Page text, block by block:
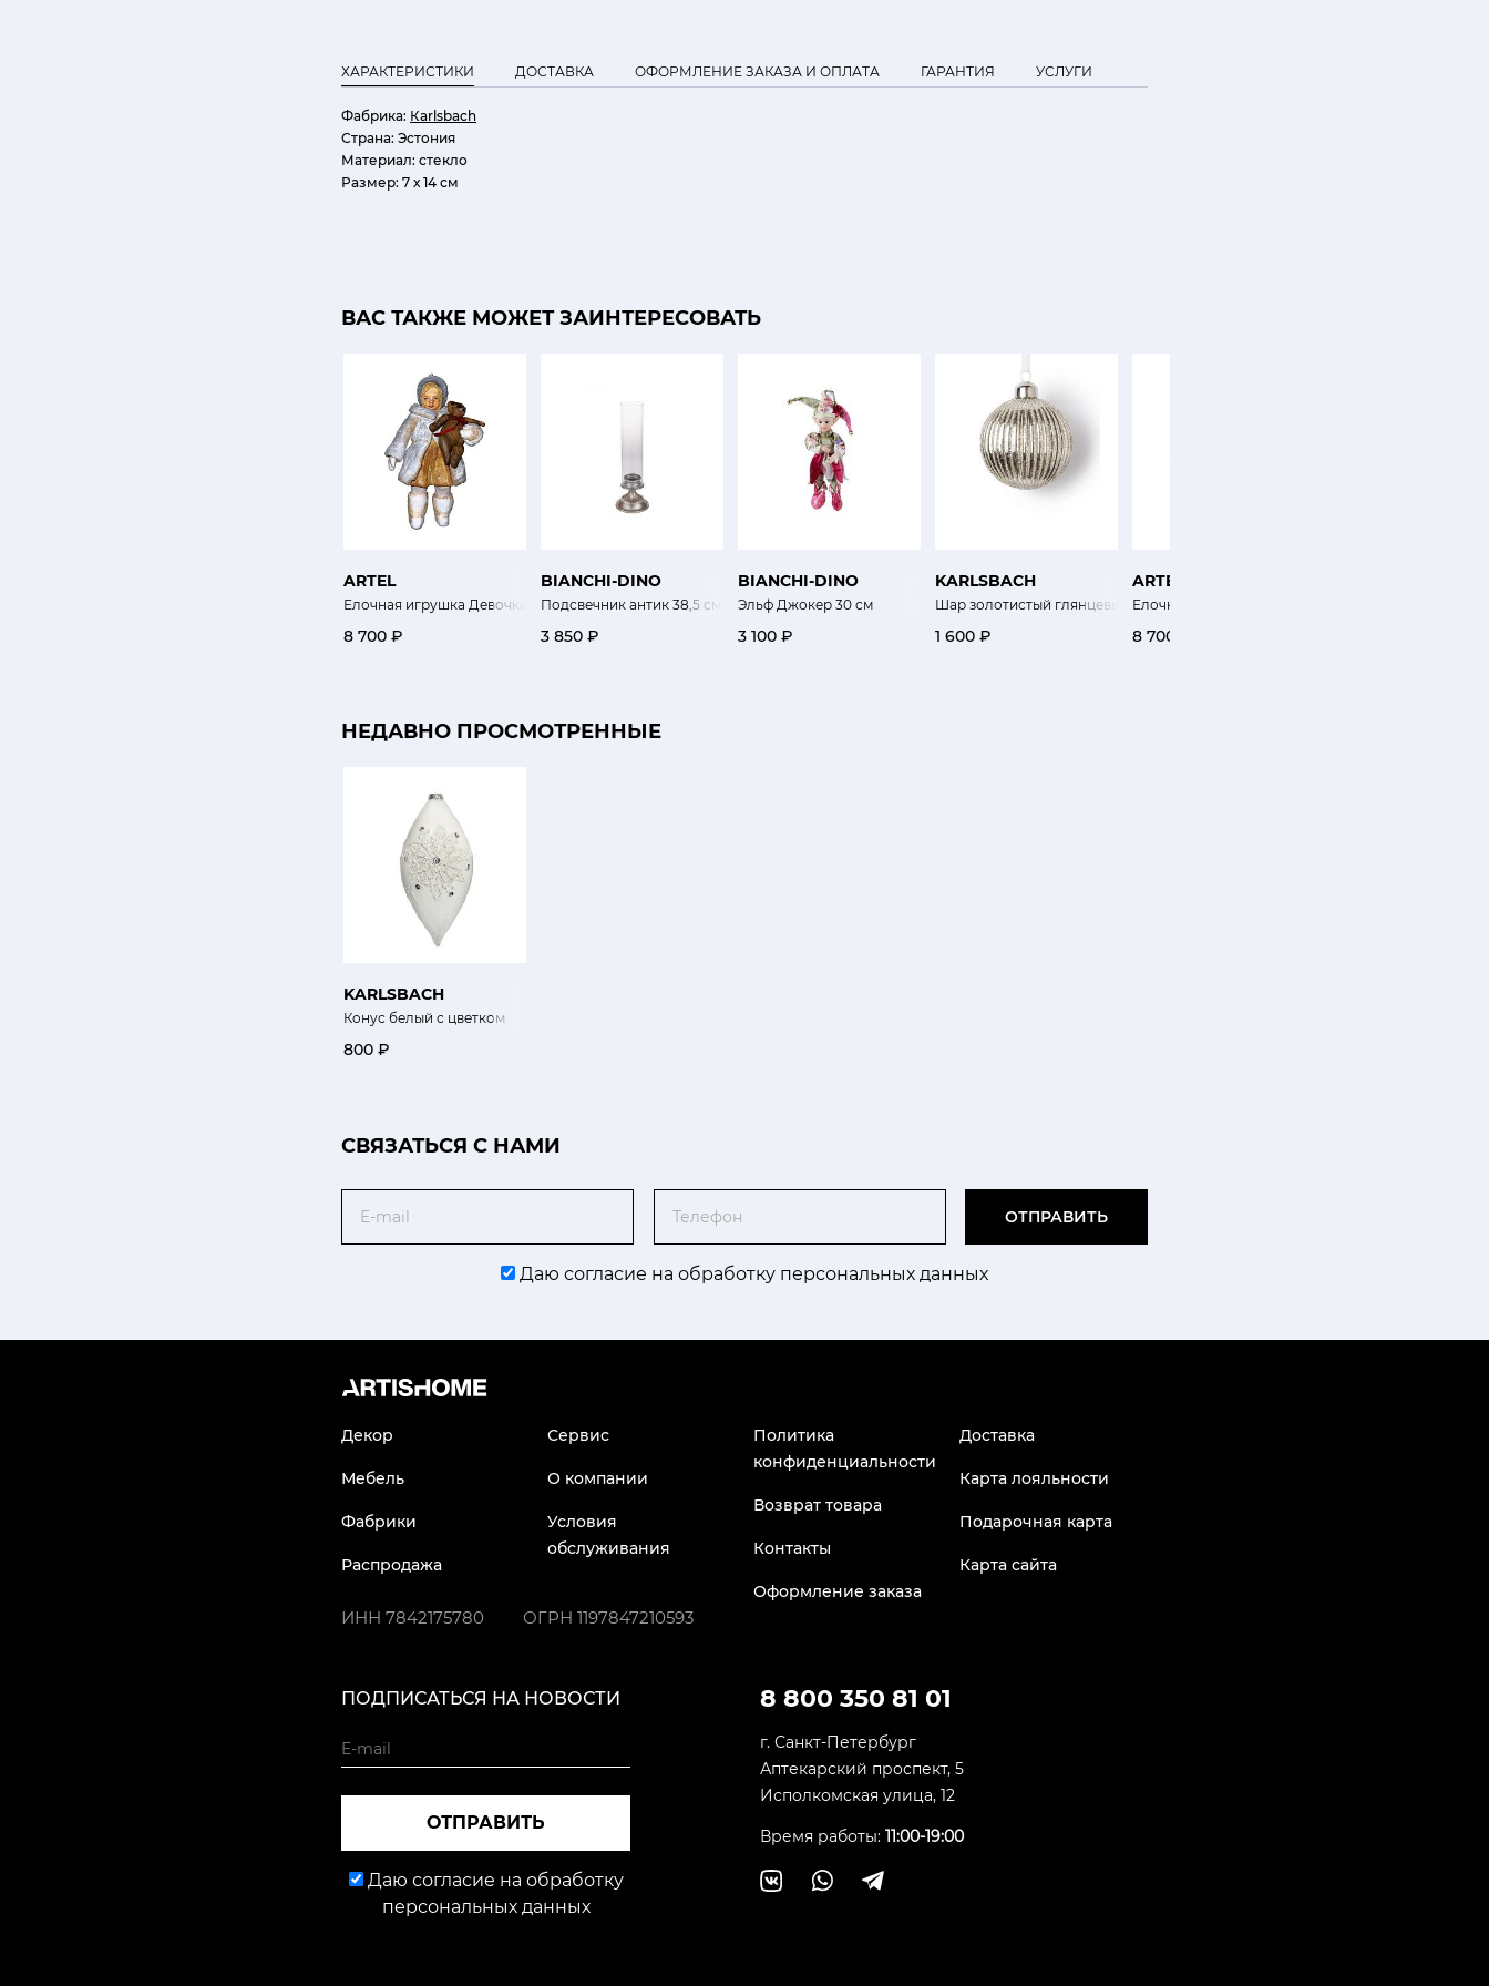
ХАРАКТЕРИСТИКИ ДОСТАВКА ОФОРМЛЕНИЕ ЗАКАЗА И ОПЛАТА ГАРАНТИЯ УСЛУГИ
Фабрика: Кarlsbach
Страна: Эстония
Материал: стекло
Размер: 7 х 14 см
ВАС ТАКЖЕ МОЖЕТ ЗАИНТЕРЕСОВАТЬ
ARTEL
Елочная игрушка Девочка с мишкой
8 700 ₽
BIANCHI-DINO
Подсвечник антик 38,5 см
3 850 ₽
BIANCHI-DINO
Эльф Джокер 30 см
3 100 ₽
KARLSBACH
Шар золотистый глянцевый с блестками
1 600 ₽
ARTEL
Елочная игрушка Девочка с мишкой ретро
8 700 ₽
НЕДАВНО ПРОСМОТРЕННЫЕ
KARLSBACH
Конус белый с цветком
800 ₽
CВЯЗАТЬСЯ С НАМИ
ОТПРАВИТЬ
Даю согласие на обработку персональных данных
Декор
Мебель
Фабрики
Распродажа
Сервис
О компании
Условия
обслуживания
Политика
конфиденциальности
Возврат товара
Контакты
Оформление заказа
Доставка
Карта лояльности
Подарочная карта
Карта сайта
ИНН 7842175780 ОГРН 1197847210593
8 800 350 81 01
г. Санкт-Петербург
Аптекарский проспект, 5
Исполкомская улица, 12
Время работы: 11:00-19:00
ПОДПИСАТЬСЯ НА НОВОСТИ
ОТПРАВИТЬ
Даю согласие на обработку
персональных данных